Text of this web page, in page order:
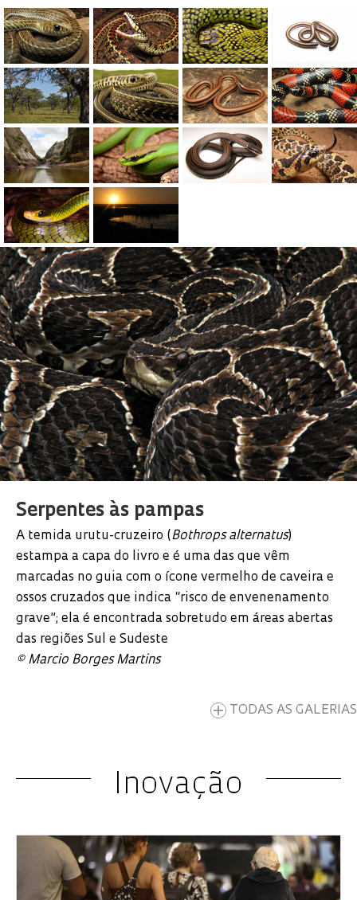
Serpentes às pampas
A temida urutu-cruzeiro (Bothrops alternatus)
estampa a capa do livro e é uma das que vêm
marcadas no guia com o ícone vermelho de caveira e
ossos cruzados que indica “risco de envenenamento
grave”; ela é encontrada sobretudo em áreas abertas
das regiões Sul e Sudeste
©️ Marcio Borges Martins
TODAS AS GALERIAS
Inovação